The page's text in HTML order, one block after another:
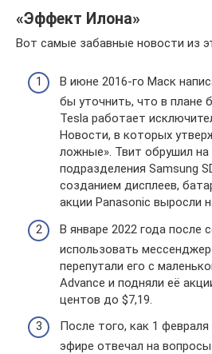
«Эффект Илона»
Вот самые забавные новости из
В июне 2016-го Маск
бы уточнить, что в плане
Tesla работает
Новости, в которых
ложные». Твит обрушил на
подразделения Samsung
созданием дисплеев,
акции Panasonic выросли
В январе 2022 года после
использовать
перепутали его с
Advance и подняли её
центов до $7,19.
После того, как 1
эфире отвечал на